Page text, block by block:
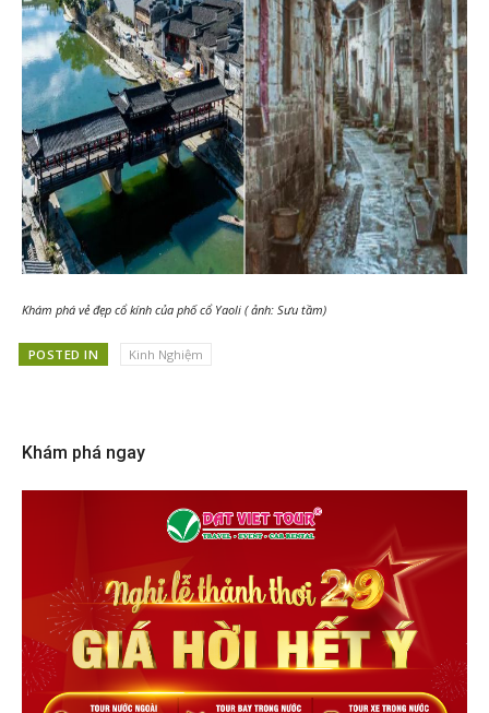
Khám phá vẻ đẹp cổ kính của phố cổ Yaoli ( ảnh: Sưu tầm)
POSTED IN Kinh Nghiệm
Khám phá ngay